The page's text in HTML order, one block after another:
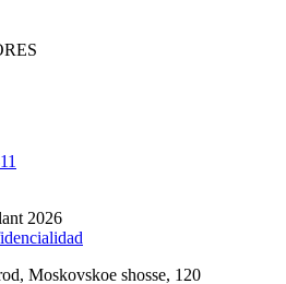
2026
Moskovskoe shosse, 120